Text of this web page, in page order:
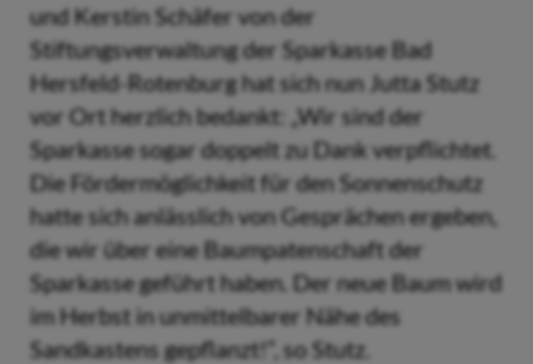
und Kerstin Schäfer von der
Stiftungsverwaltung der Sparkasse Bad
Hersfeld-Rotenburg hat sich nun Jutta Stutz
vor Ort herzlich bedankt: „Wir sind der
Sparkasse sogar doppelt zu Dank verpflichtet.
Die Fördermöglichkeit für den Sonnenschutz
hatte sich anlässlich von Gesprächen ergeben,
die wir über eine Baumpatenschaft der
Sparkasse geführt haben. Der neue Baum wird
im Herbst in unmittelbarer Nähe des
Sandkastens gepflanzt!“, so Stutz.